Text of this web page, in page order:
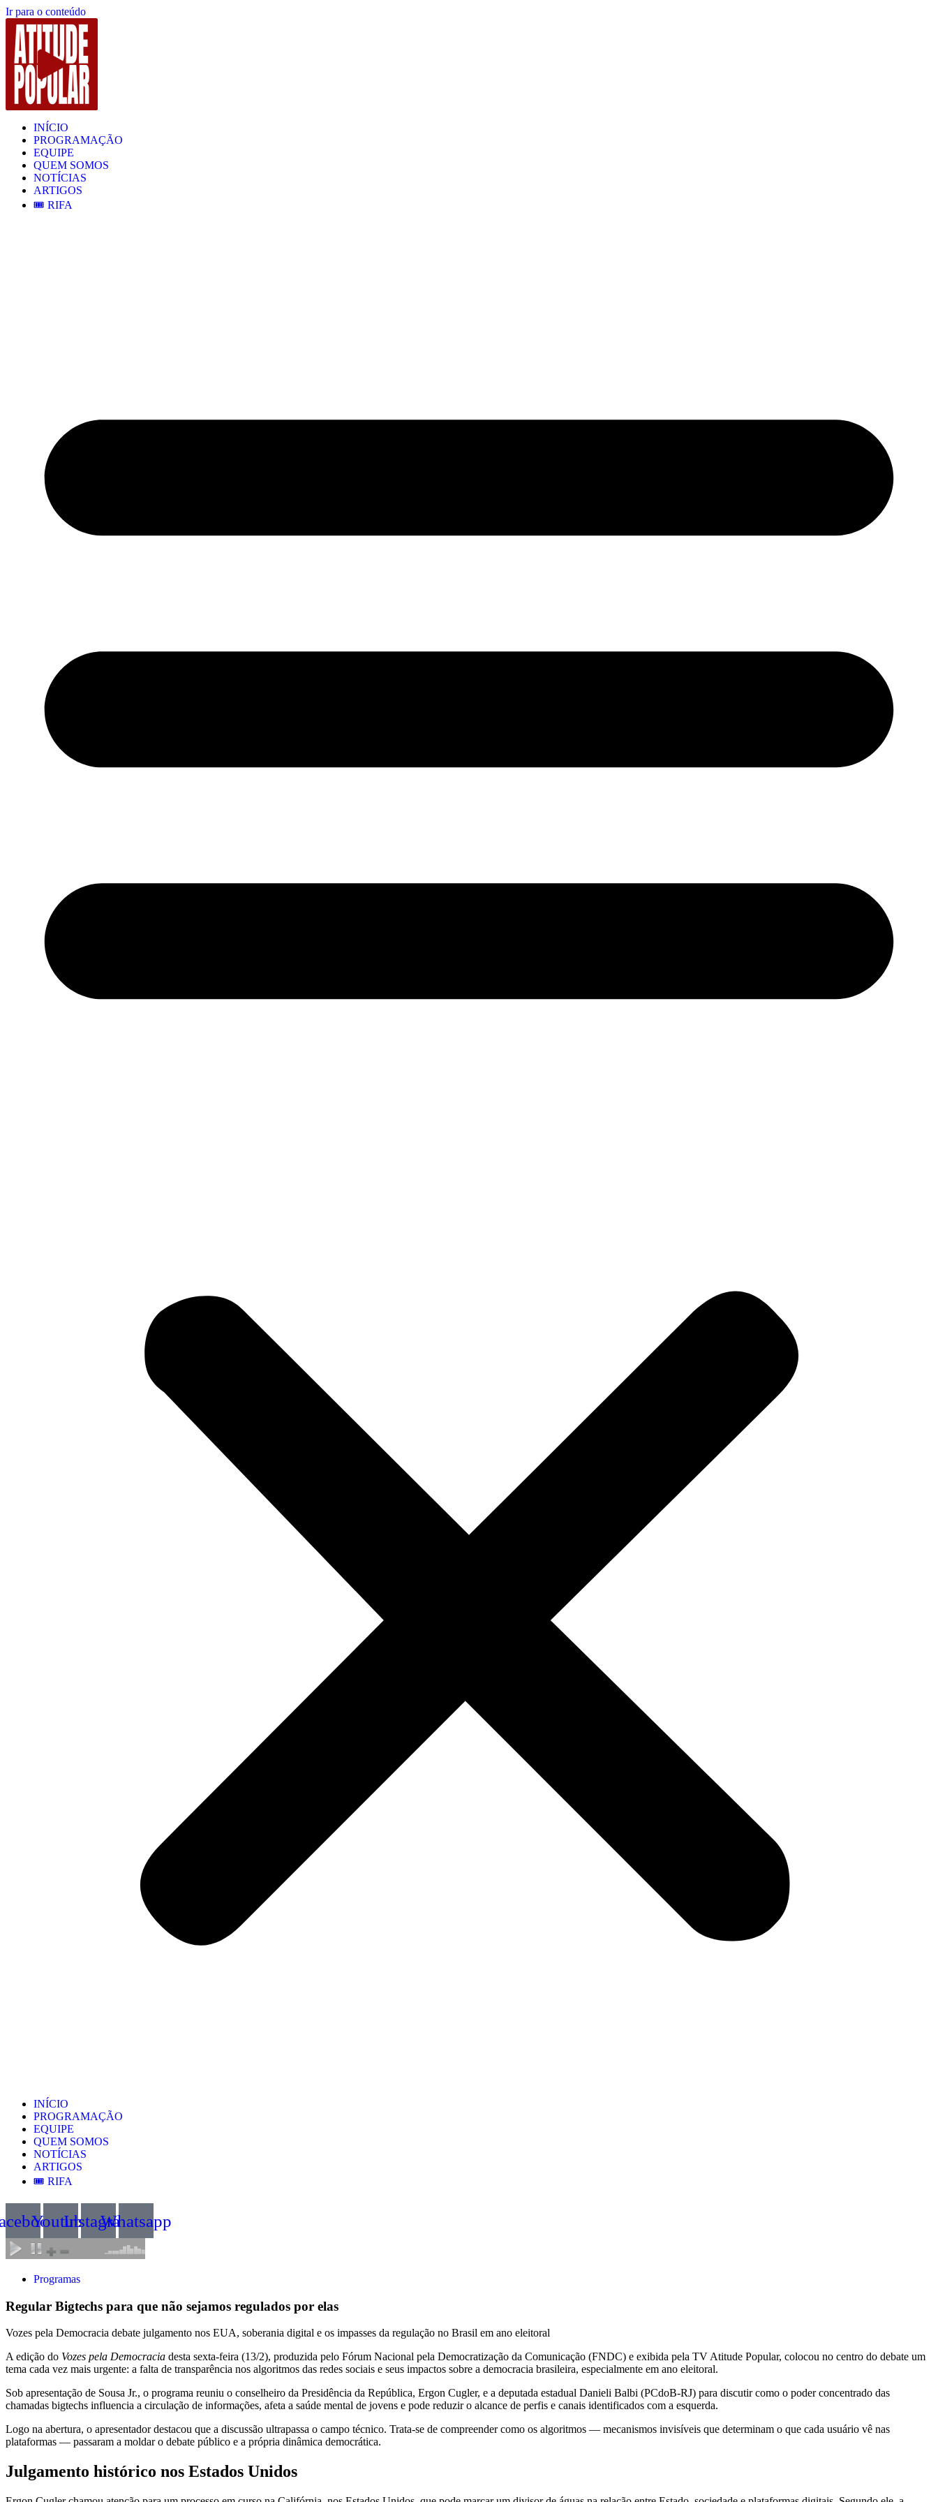
Ir para o conteúdo
INÍCIO
PROGRAMAÇÃO
EQUIPE
QUEM SOMOS
NOTÍCIAS
ARTIGOS
🎟️ RIFA
INÍCIO
PROGRAMAÇÃO
EQUIPE
QUEM SOMOS
NOTÍCIAS
ARTIGOS
🎟️ RIFA
YoutubeInstagramWhatsapp
Programas
Regular Bigtechs para que não sejamos regulados por elas
Vozes pela Democracia debate julgamento nos EUA, soberania digital e os impasses da regulação no Brasil em ano eleitoral
A edição do Vozes pela Democracia desta sexta-feira (13/2), produzida pelo Fórum Nacional pela Democratização da Comunicação (FNDC) e exibida pela TV Atitude Popular, colocou no centro do debate um
tema cada vez mais urgente: a falta de transparência nos algoritmos das redes sociais e seus impactos sobre a democracia brasileira, especialmente em ano eleitoral.
Sob apresentação de Sousa Jr., o programa reuniu o conselheiro da Presidência da República, Ergon Cugler, e a deputada estadual Danieli Balbi (PCdoB-RJ) para discutir como o poder concentrado das
chamadas bigtechs influencia a circulação de informações, afeta a saúde mental de jovens e pode reduzir o alcance de perfis e canais identificados com a esquerda.
Logo na abertura, o apresentador destacou que a discussão ultrapassa o campo técnico. Trata-se de compreender como os algoritmos — mecanismos invisíveis que determinam o que cada usuário vê nas
plataformas — passaram a moldar o debate público e a própria dinâmica democrática.
Julgamento histórico nos Estados Unidos